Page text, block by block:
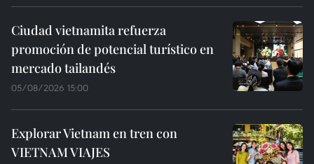
Ciudad vietnamita refuerza
promoción de potencial turístico en
mercado tailandés
05/08/2026 15:00
Explorar Vietnam en tren con
VIETNAM VIAJES